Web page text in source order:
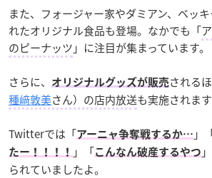
また、フォージャー家やダミアン、ベッ
れたオリジナル食品も登場。なかでも「
のピーナッツ 」に注目が集まっています。
さらに、 オリジナルグッズが販売 されるほ
種﨑敦美さん）の店内放送も実施されま
Twitterでは「アーニャ争奪戦するか… 」
たー！！！！
」「こんなん破産するやつ
られていましたよ。